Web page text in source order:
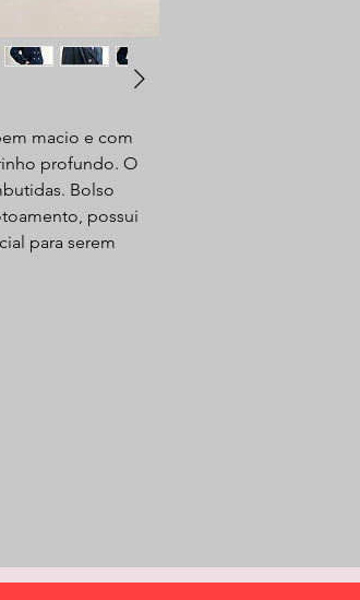
macio e com
profundo. O
Bolso
possui
para serem